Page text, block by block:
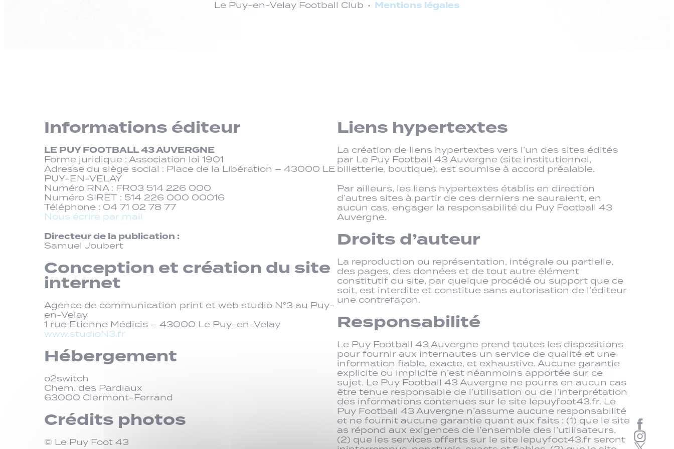
Le Puy-en-Velay Football Club Mentions légales
Informations éditeur
LE PUY FOOTBALL 43 AUVERGNE
Forme juridique : Association loi 1901
Adresse du siège social : Place de la Libération – 43000 LE
PUY-EN-VELAY
Numéro RNA : FR03 514 226 000
Numéro SIRET : 514 226 000 00016
Téléphone : 04 71 02 78 77
Nous écrire par mail
Directeur de la publication :
Samuel Joubert
Conception et création du site
internet
Agence de communication print et web studio N°3 au Puy-
en-Velay
1 rue Etienne Médicis – 43000 Le Puy-en-Velay
www.studioN3.fr
Hébergement
o2switch
Chem. des Pardiaux
63000 Clermont-Ferrand
Crédits photos
© Le Puy Foot 43
Liens hypertextes
La création de liens hypertextes vers l’un des sites édités
par Le Puy Football 43 Auvergne (site institutionnel,
billetterie, boutique), est soumise à accord préalable.
Par ailleurs, les liens hypertextes établis en direction
d’autres sites à partir de ces derniers ne sauraient, en
aucun cas, engager la responsabilité du Puy Football 43
Auvergne.
Droits d’auteur
La reproduction ou représentation, intégrale ou partielle,
des pages, des données et de tout autre élément
constitutif du site, par quelque procédé ou support que ce
soit, est interdite et constitue sans autorisation de l’éditeur
une contrefaçon.
Responsabilité
Le Puy Football 43 Auvergne prend toutes les dispositions
pour fournir aux internautes un service de qualité et une
information fiable, exacte, et exhaustive. Aucune garantie
explicite ou implicite n’est néanmoins apportée sur ce
sujet. Le Puy Football 43 Auvergne ne pourra en aucun cas
être tenue responsable de l’utilisation ou de l’interprétation
des informations contenues sur le site lepuyfoot43.fr. Le
Puy Football 43 Auvergne n’assume aucune responsabilité
et ne fournit aucune garantie quant aux faits : (1) que le site
as répond aux exigences de l’ensemble des l’utilisateurs,
(2) que les services offerts sur le site lepuyfoot43.fr seront